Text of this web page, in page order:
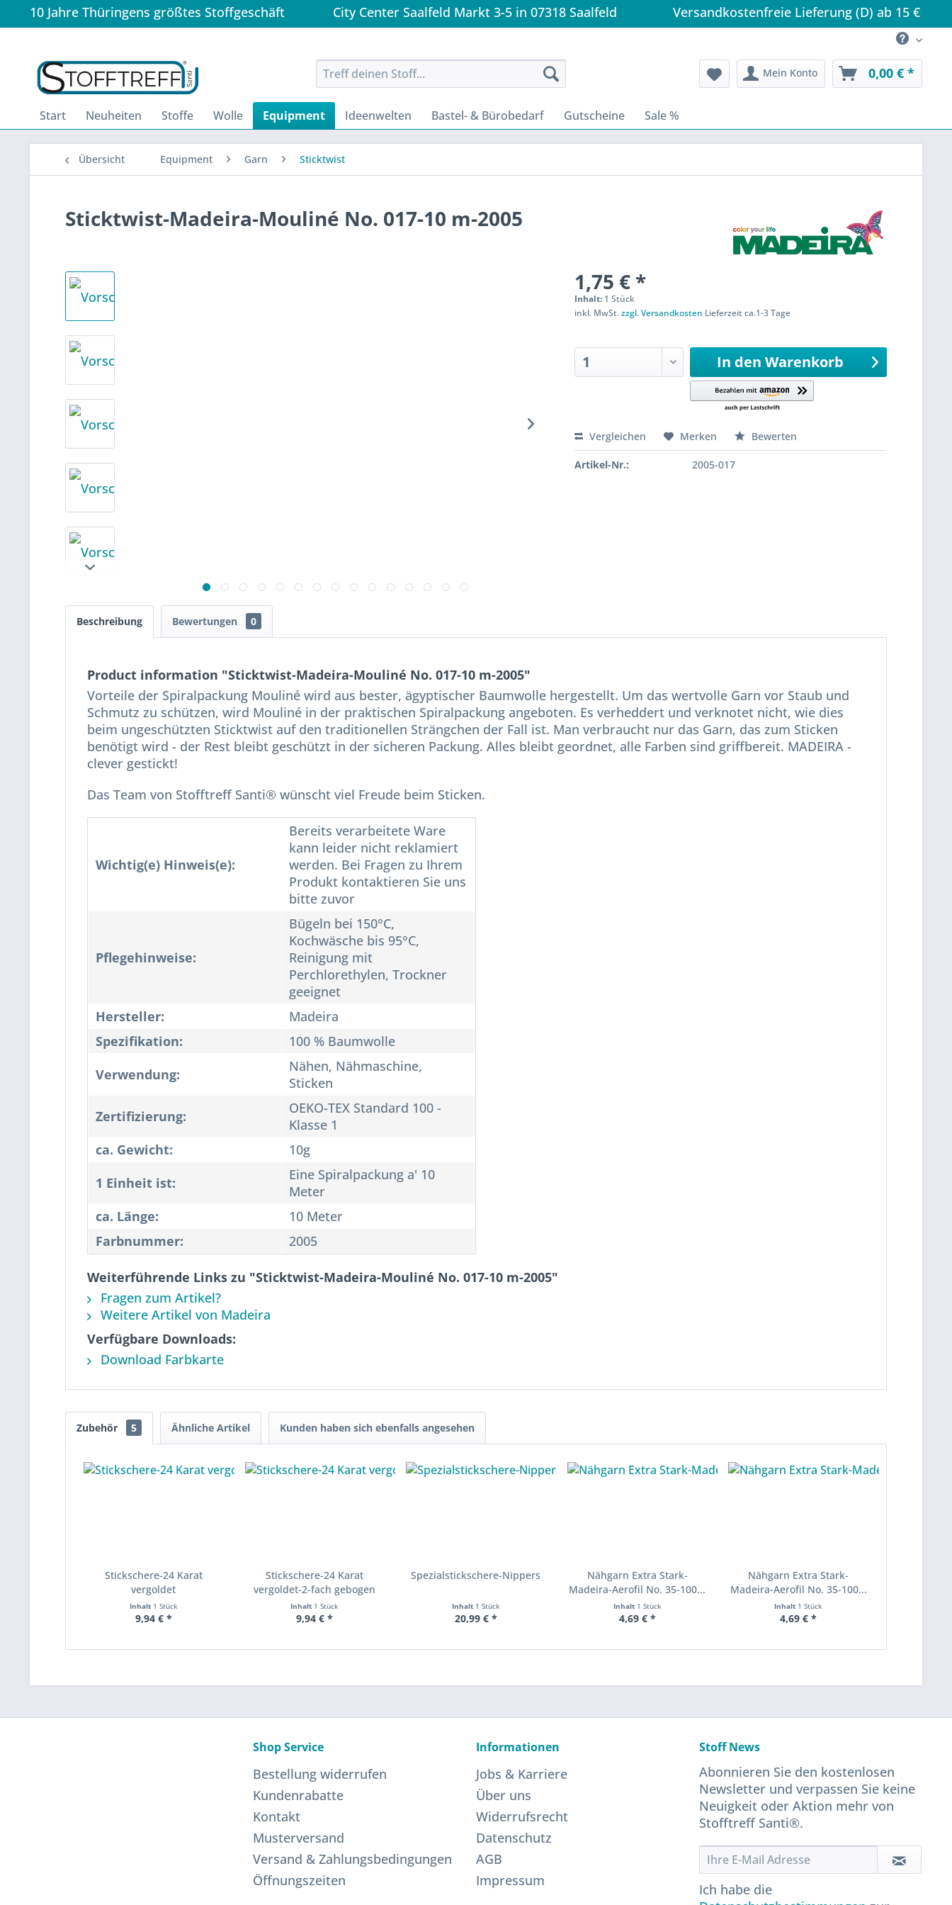
10 Jahre Thüringens größtes Stoffgeschäft City Center Saalfeld Markt 3-5 in 07318 Saalfeld Versandkostenfreie Lieferung (D) ab 15 €
Mein Konto 0,00 € *
Start Neuheiten Stoffe Wolle Equipment Ideenwelten Bastel- & Bürobedarf Gutscheine Sale %
Übersicht Equipment Garn Sticktwist
Sticktwist-Madeira-Mouliné No. 017-10 m-2005
1,75 € *
Inhalt: 1 Stück
inkl. MwSt.zzgl. Versandkosten Lieferzeit ca.1-3 Tage
In den Warenkorb
Vergleichen Merken Bewerten
Artikel-Nr.: 2005-017
Beschreibung Bewertungen 0
Product information "Sticktwist-Madeira-Mouliné No. 017-10 m-2005"
Vorteile der Spiralpackung Mouliné wird aus bester, ägyptischer Baumwolle hergestellt. Um das wertvolle Garn vor Staub und
Schmutz zu schützen, wird Mouliné in der praktischen Spiralpackung angeboten. Es verheddert und verknotet nicht, wie dies
beim ungeschützten Sticktwist auf den traditionellen Strängchen der Fall ist. Man verbraucht nur das Garn, das zum Sticken
benötigt wird - der Rest bleibt geschützt in der sicheren Packung. Alles bleibt geordnet, alle Farben sind griffbereit. MADEIRA -
clever gestickt!
Das Team von Stofftreff Santi® wünscht viel Freude beim Sticken.
Wichtig(e) Hinweis(e):
Bereits verarbeitete Ware
kann leider nicht reklamiert
werden. Bei Fragen zu Ihrem
Produkt kontaktieren Sie uns
bitte zuvor
Pflegehinweise:
Bügeln bei 150°C,
Kochwäsche bis 95°C,
Reinigung mit
Perchlorethylen, Trockner
geeignet
Hersteller:
Madeira
Spezifikation:
100 % Baumwolle
Verwendung:
Nähen, Nähmaschine,
Sticken
Zertifizierung:
OEKO-TEX Standard 100 -
Klasse 1
ca. Gewicht:
10g
1 Einheit ist:
Eine Spiralpackung a' 10
Meter
ca. Länge:
10 Meter
Farbnummer:
2005
Weiterführende Links zu "Sticktwist-Madeira-Mouliné No. 017-10 m-2005"
Fragen zum Artikel?
Weitere Artikel von Madeira
Verfügbare Downloads:
Download Farbkarte
Zubehör 5 Ähnliche Artikel Kunden haben sich ebenfalls angesehen
Stickschere-24 Karat
vergoldet
Inhalt 1 Stück
9,94 € *
Stickschere-24 Karat
vergoldet-2-fach gebogen
Inhalt 1 Stück
9,94 € *
Spezialstickschere-Nippers
Inhalt 1 Stück
20,99 € *
Nähgarn Extra Stark-
Madeira-Aerofil No. 35-100...
Inhalt 1 Stück
4,69 € *
Nähgarn Extra Stark-
Madeira-Aerofil No. 35-100...
Inhalt 1 Stück
4,69 € *
Shop Service
Bestellung widerrufen
Kundenrabatte
Kontakt
Musterversand
Versand & Zahlungsbedingungen
Öffnungszeiten
Informationen
Jobs & Karriere
Über uns
Widerrufsrecht
Datenschutz
AGB
Impressum
Stoff News
Abonnieren Sie den kostenlosen
Newsletter und verpassen Sie keine
Neuigkeit oder Aktion mehr von
Stofftreff Santi®.
Ich habe die